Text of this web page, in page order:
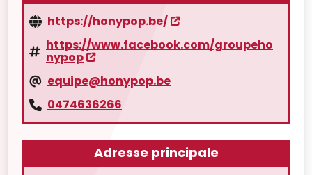
https://honypop.be/
https://www.facebook.com/groupeho
nypop
equipe@honypop.be
0474636266
Adresse principale